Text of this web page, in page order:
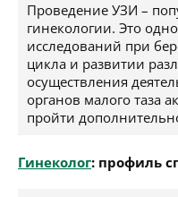
Проведение УЗИ –
гинекологии. Это
исследований при
цикла и развитии
осуществления
органов малого таза
пройти
Гинеколог: профиль